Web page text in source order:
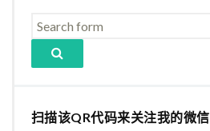
扫描该QR代码来关注我的微信